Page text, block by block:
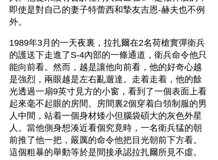
即使是對自己的妻子特蕾西和摯友吉恩-赫夫也不例
外。
1989年3月的一天夜裏，拉扎爾在2名荷槍實彈衛兵
的護送下走進了S-4內部的一條通道，衛兵命令他只
能向前看。然而，越是讓他向前看，他的好奇心越
是強烈，兩眼越是左右亂遛達。走着走着，他的餘
光透過一扇9英寸見方的小窗，看到了一個表面上看
起來毫不起眼的房間。房間裏2個穿着白領制服的男
人中間，站着一個身材矮小但腦袋碩大的灰色外星
人。當他側身想湊近看個究竟時，一名衛兵猛的朝
前推了他一把，嚴厲的命令他把目光朝前下方看。
這個粗暴的舉動等於是間接承認拉扎爾所見不虛。